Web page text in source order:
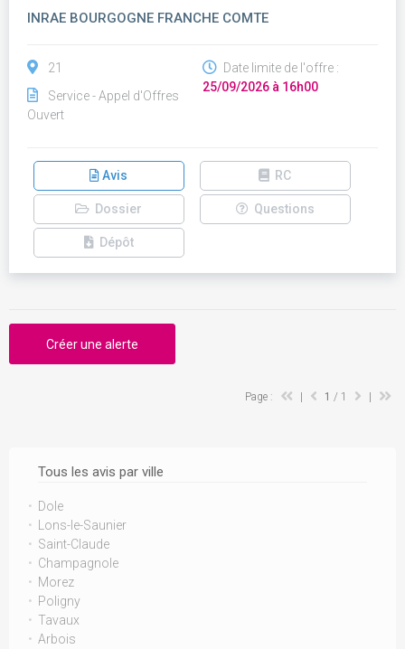
Tous les avis par ville
Dole
Lons-le-Saunier
Saint-Claude
Champagnole
Morez
Poligny
Tavaux
Arbois
INRAE BOURGOGNE FRANCHE COMTE
21
Service - Appel d'Offres
Ouvert
Date limite de l'offre :
25/09/2026 à 16h00
Avis RC
Dossier Questions
Dépôt
Créer une alerte
Page : 1 / 1